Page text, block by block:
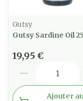
Gutsy
Gutsy Sardine Oil
19,95 €
Ajouter